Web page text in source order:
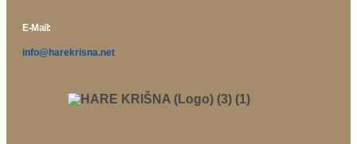
E-Mail:
info@harekrisna.net